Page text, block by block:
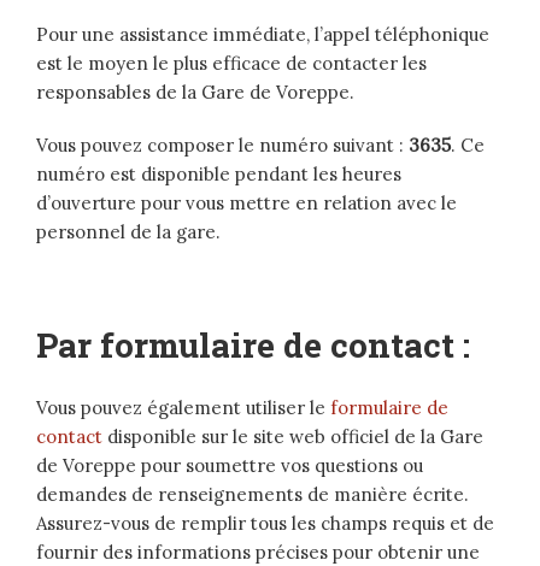
Pour une assistance immédiate, l’appel téléphonique
est le moyen le plus efficace de contacter les
responsables de la Gare de Voreppe.
Vous pouvez composer le numéro suivant : 3635. Ce
numéro est disponible pendant les heures
d’ouverture pour vous mettre en relation avec le
personnel de la gare.
Par formulaire de contact :
Vous pouvez également utiliser le formulaire de
contact disponible sur le site web officiel de la Gare
de Voreppe pour soumettre vos questions ou
demandes de renseignements de manière écrite.
Assurez-vous de remplir tous les champs requis et de
fournir des informations précises pour obtenir une